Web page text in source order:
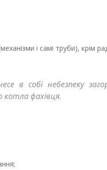
і самі труби), крім
в собі небезпеку
котла фахівця.